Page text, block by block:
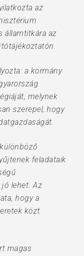
az
államtitkára az
a kormány
melynek
szerepel, hogy
feladataik
lehet. Az
hogy a
közt
magas